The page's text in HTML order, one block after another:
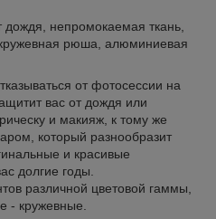
дождя, непромокаемая ткань,
рюша, алюминиевая
от фотосессии на
вас от дождя или
и макияж, к тому же
который разнообразит
и красивые
долгие годы.
различной цветовой гаммы,
- кружевные.